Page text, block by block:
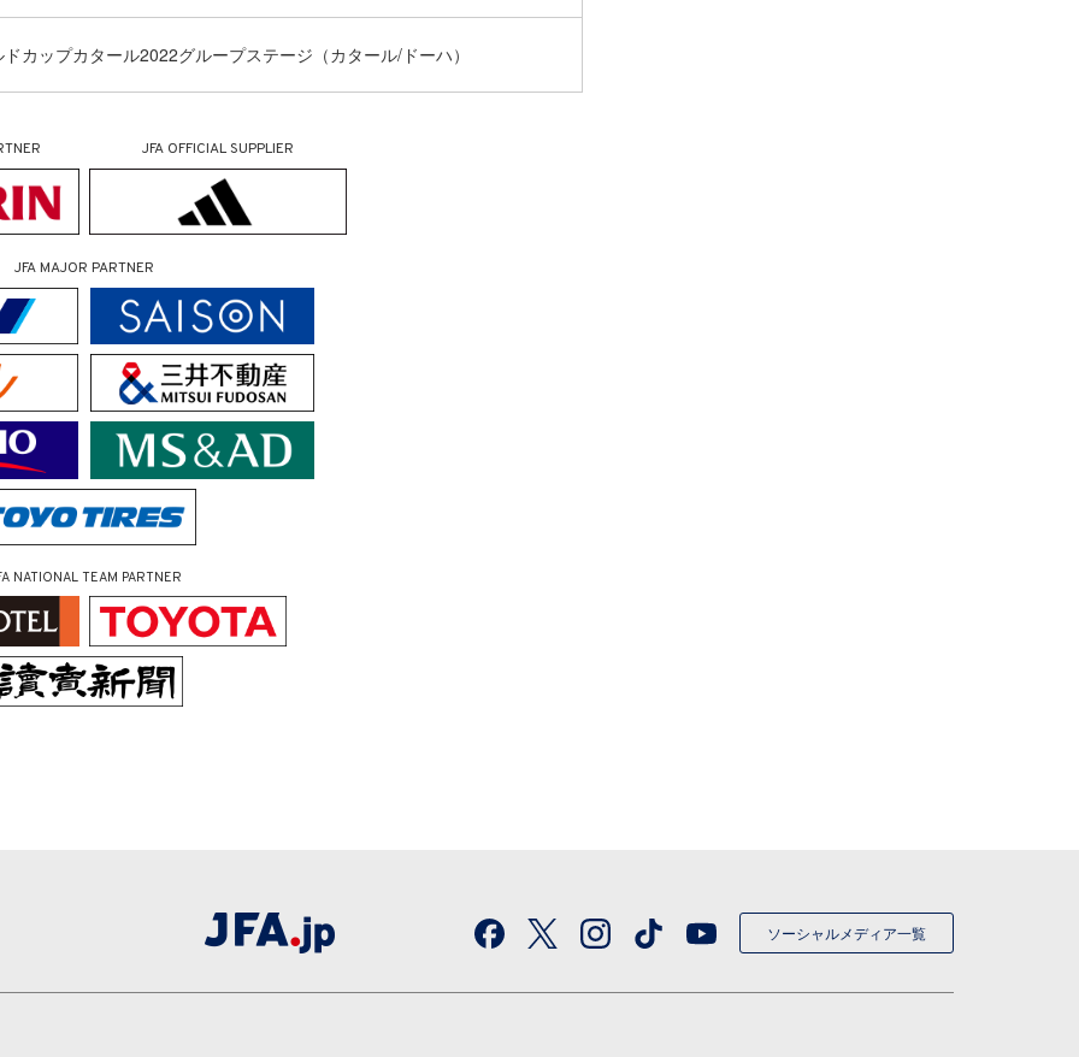
カップカタール2022グループステージ（カタール/ドーハ）
JFA OFFICIALSUPPLIER
JFA MAJOR PARTNER
NATIONAL TEAM PARTNER
ソーシャルメディア一覧